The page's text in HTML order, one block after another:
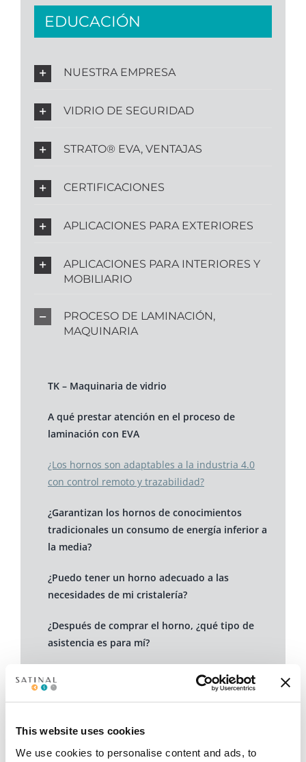
This website uses cookies
We use cookies to personalise content and ads, to
EDUCACIÓN
NUESTRA EMPRESA
VIDRIO DE SEGURIDAD
STRATO® EVA, VENTAJAS
CERTIFICACIONES
APLICACIONES PARA EXTERIORES
APLICACIONES PARA INTERIORES Y
MOBILIARIO
PROCESO DE LAMINACIÓN,
MAQUINARIA
TK – Maquinaria de vidrio
A qué prestar atención en el proceso de
laminación con EVA
¿Los hornos son adaptables a la industria 4.0
con control remoto y trazabilidad?
¿Garantizan los hornos de conocimientos
tradicionales un consumo de energía inferior a
la media?
¿Puedo tener un horno adecuado a las
necesidades de mi cristalería?
¿Después de comprar el horno, ¿qué tipo de
asistencia es para mí?
¿Los hornos TK se producen en Italia?
¿Nuestros clientes Pueden solicitar pruebas de